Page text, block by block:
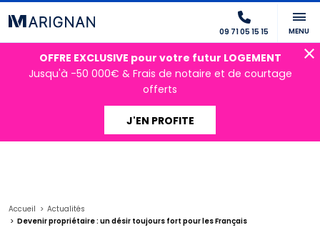
09 71 05 15 15 MENU
OFFRE EXCLUSIVE pour votre futur LOGEMENT
Jusqu'à -50 000€ & Frais de notaire et de courtage
offerts
J'EN PROFITE
Accueil
Actualités
Devenir propriétaire : un désir toujours fort pour les Français